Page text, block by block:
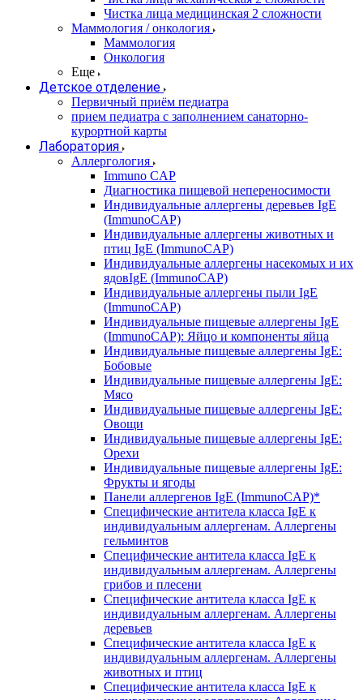
Чистка лица медицинская 2 сложности
Маммология / онкология
Маммология
Онкология
Еще
Детское отделение
Первичный приём педиатра
прием педиатра с заполнением санаторно-
курортной карты
Лаборатория
Аллергология
Immuno CAP
Диагностика пищевой непереносимости
Индивидуальные аллергены деревьев IgE
(ImmunoCAP)
Индивидуальные аллергены животных и
птиц IgE (ImmunoCAP)
Индивидуальные аллергены насекомых и их
ядовIgE (ImmunoCAP)
Индивидуальные аллергены пыли IgE
(ImmunoCAP)
Индивидуальные пищевые аллергены IgE
(ImmunoCAP): Яйцо и компоненты яйца
Индивидуальные пищевые аллергены IgE:
Бобовые
Индивидуальные пищевые аллергены IgE:
Мясо
Индивидуальные пищевые аллергены IgE:
Овощи
Индивидуальные пищевые аллергены IgE:
Орехи
Индивидуальные пищевые аллергены IgE:
Фрукты и ягоды
Панели аллергенов IgE (ImmunoCAP)*
Специфические антитела класса IgE к
индивидуальным аллергенам. Аллергены
гельминтов
Специфические антитела класса IgE к
индивидуальным аллергенам. Аллергены
грибов и плесени
Специфические антитела класса IgE к
индивидуальным аллергенам. Аллергены
деревьев
Специфические антитела класса IgE к
индивидуальным аллергенам. Аллергены
животных и птиц
Специфические антитела класса IgE к